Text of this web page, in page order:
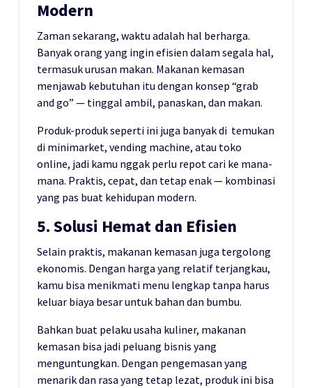
Modern
Zaman sekarang, waktu adalah hal berharga.
Banyak orang yang ingin efisien dalam segala hal,
termasuk urusan makan. Makanan kemasan
menjawab kebutuhan itu dengan konsep “grab
and go” — tinggal ambil, panaskan, dan makan.
Produk-produk seperti ini juga banyak di temukan
di minimarket, vending machine, atau toko
online, jadi kamu nggak perlu repot cari ke mana-
mana. Praktis, cepat, dan tetap enak — kombinasi
yang pas buat kehidupan modern.
5. Solusi Hemat dan Efisien
Selain praktis, makanan kemasan juga tergolong
ekonomis. Dengan harga yang relatif terjangkau,
kamu bisa menikmati menu lengkap tanpa harus
keluar biaya besar untuk bahan dan bumbu.
Bahkan buat pelaku usaha kuliner, makanan
kemasan bisa jadi peluang bisnis yang
menguntungkan. Dengan pengemasan yang
menarik dan rasa yang tetap lezat, produk ini bisa